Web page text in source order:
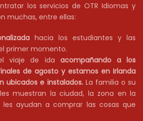
los servicios de OTR Idiomas y
muchas, entre ellas:
hacia los estudiantes y las
primer momento.
viaje de ida acompañando a los
de agosto y estamos en Irlanda
ubicados e instalados.La familia o su
muestran la ciudad, la zona en la
les ayudan a comprar las cosas que